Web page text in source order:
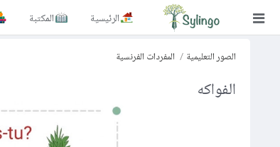
الرئيسية المكتبة
الصور التعليمية المفردات الفرنسية
الفواكه